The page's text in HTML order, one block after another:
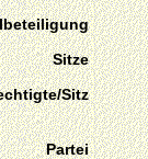
Sitze
Sitz
Partei